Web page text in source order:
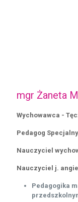
mgr Żaneta
Wychowawca -
Pedagog Specjalny
Nauczyciel
Nauczyciel j.
Pedagogika